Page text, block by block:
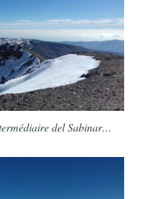
del Sabinar…